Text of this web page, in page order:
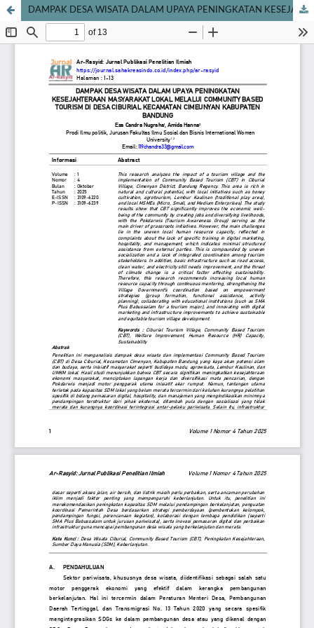
DAMPAK DESA WISATA DALAM UPAYA PENINGKATAN KESEJAHTERAAN MASYARAKAT LOKAL MELALUI COMMUNITY BASED TOURISM DI DESA CIBURIAL KECAMATAN CIMEUNYAN KABUPATEN BANDUNG